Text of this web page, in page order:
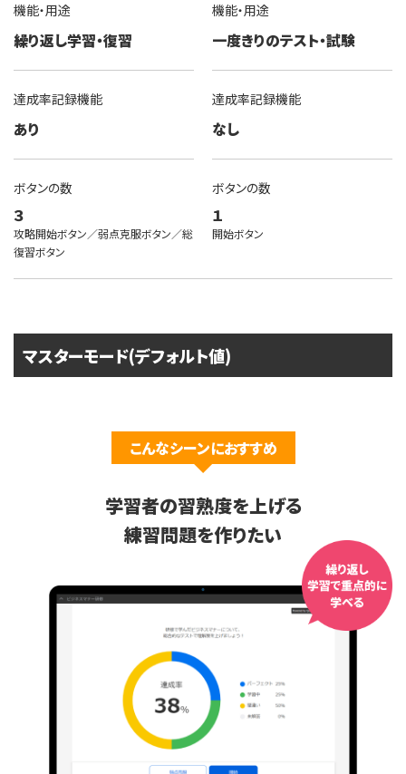
機能・用途 機能・用途
繰り返し学習・復習 一度きりのテスト・試験
達成率記録機能 達成率記録機能
あり なし
ボタンの数 ボタンの数
３
攻略開始ボタン／弱点克服ボタン／総
復習ボタン
１
開始ボタン
マスターモード(デフォルト値)
こんなシーンにおすすめ
学習者の習熟度を上げる
練習問題を作りたい